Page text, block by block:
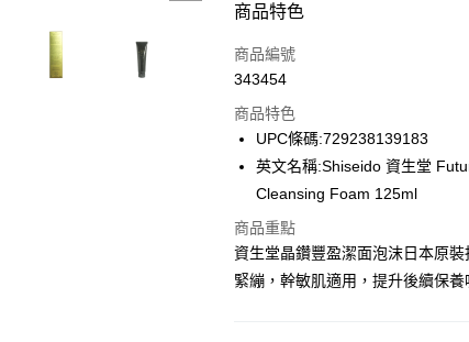
付款方式
信用卡
AlipayHK
WeChat Pay
送貨方式
JD京東物流，訂單確認發貨後2-4
商品特色
商品編號
343454
商品特色
UPC條碼:729238139183
英文名稱:Shiseido 資生堂
Cleansing Foam 125ml
商品重點
資生堂晶鑽豐盈潔面泡沫日本原
緊繃，幹敏肌適用，提升後續保養